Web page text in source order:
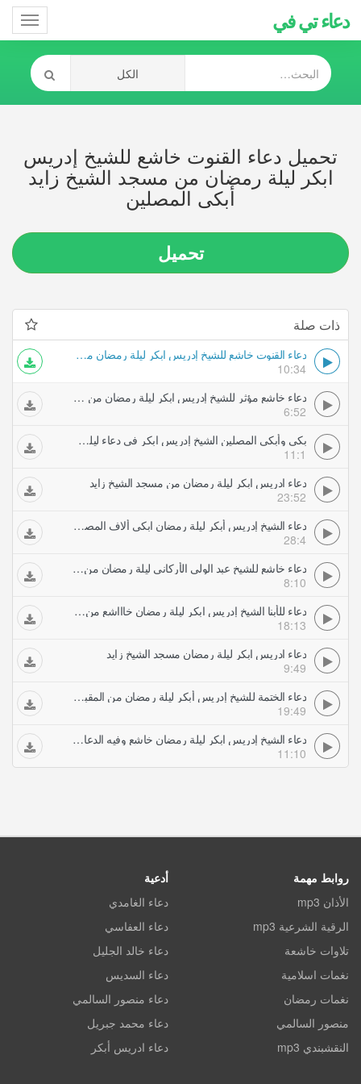
دعاء تي في
تحميل دعاء القنوت خاشع للشيخ إدريس
ابكر ليلة رمضان من مسجد الشيخ زايد
أبكى المصلين
تحميل
ذات صلة
دعاء القنوت خاشع للشيخ إدريس ابكر ليلة رمضان من مسجد الشيخ زايد أبكى المصلين
10:34
دعاء خاشع مؤثر للشيخ إدريس ابكر ليلة رمضان من مسجد الشيخ زايد الكبير
6:52
بكى وأبكى المصلين الشيخ إدريس ابكر فى دعاء ليلة رمضان من جامع الشيخ زايد
11:1
دعاء ادريس ابكر ليلة رمضان من مسجد الشيخ زايد
23:52
دعاء الشيخ إدريس أبكر ليلة رمضان ابكى ألاف المصلين والجموع التى حضرت مسجد الشيخ زايد
28:4
دعاء خاشع للشيخ عبد الولى الأركانى ليلة رمضان من جامع الشيخ زايد بأبو ظبى
8:10
دعاء للأبنا الشيخ إدريس ابكر ليلة رمضان خاااشع من جامع الشيخ زايد بأبو ظبي
18:13
دعاء ادريس ابكر ليلة رمضان مسجد الشيخ زايد
9:49
دعاء الختمة للشيخ إدريس أبكر ليلة رمضان من المقبول منا فنهنيه خاشع جدا
19:49
دعاء الشيخ إدريس ابكر ليلة رمضان خاشع وفيه الدعاء بالستر والعفاف لنسا المسلمين
11:10
روابط مهمة
الأذان mp3
الرقية الشرعية mp3
تلاوات خاشعة
نغمات اسلامية
نغمات رمضان
منصور السالمي
النقشبندي mp3
أدعية
دعاء الغامدي
دعاء العفاسي
دعاء خالد الجليل
دعاء السديس
دعاء منصور السالمي
دعاء محمد جبريل
دعاء ادريس أبكر